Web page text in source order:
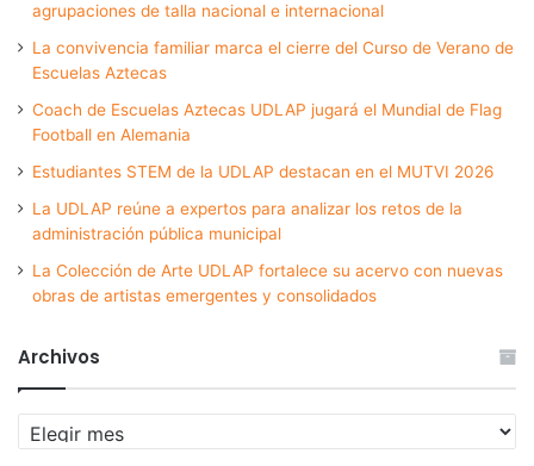
agrupaciones de talla nacional e internacional
La convivencia familiar marca el cierre del Curso de Verano de
Escuelas Aztecas
Coach de Escuelas Aztecas UDLAP jugará el Mundial de Flag
Football en Alemania
Estudiantes STEM de la UDLAP destacan en el MUTVI 2026
La UDLAP reúne a expertos para analizar los retos de la
administración pública municipal
La Colección de Arte UDLAP fortalece su acervo con nuevas
obras de artistas emergentes y consolidados
Archivos
Archivos